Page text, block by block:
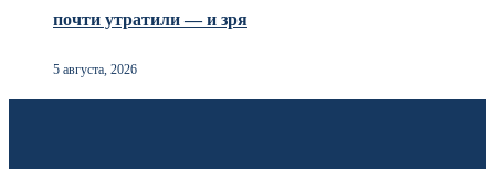
почти утратили — и зря
5 августа, 2026